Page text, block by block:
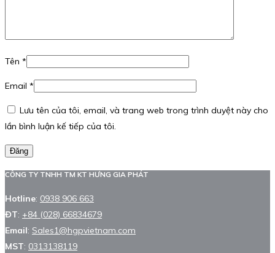
Tên *
Email *
Lưu tên của tôi, email, và trang web trong trình duyệt này cho
lần bình luận kế tiếp của tôi.
Đăng
CÔNG TY TNHH TM KT HƯNG GIA PHÁT
Hotline: 0938 906 663
ĐT: +84 (028) 66834679
Email: Sales1@hgpvietnam.com
MST: 0313138119